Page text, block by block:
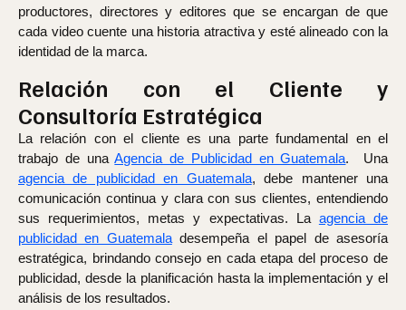
productores, directores y editores que se encargan de que
cada video cuente una historia atractiva y esté alineado con la
identidad de la marca.
Relación con el Cliente y
Consultoría Estratégica
La relación con el cliente es una parte fundamental en el
trabajo de unaAgencia de Publicidad en Guatemala. Una
agencia de publicidad en Guatemala, debe mantener una
comunicación continua y clara con sus clientes, entendiendo
sus requerimientos, metas y expectativas. La agencia de
publicidad en Guatemaladesempeña el papel de asesoría
estratégica, brindando consejo en cada etapa del proceso de
publicidad, desde la planificación hasta la implementación y el
análisis de los resultados.